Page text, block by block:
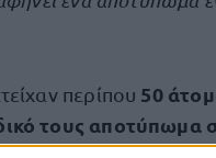
περίπου 50
τους αποτύπωμα